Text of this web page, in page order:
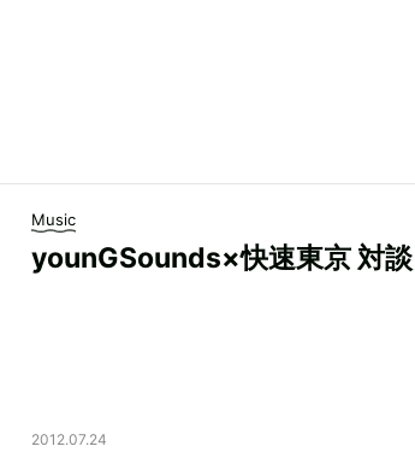
Music
younGSounds×快速東京 対談
2012.07.24